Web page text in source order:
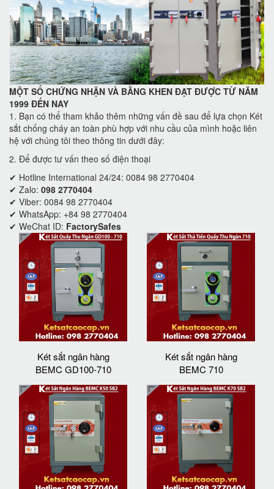
MỘT SỐ CHỨNG NHẬN VÀ BẰNG KHEN ĐẠT ĐƯỢC TỪ NĂM
1999 ĐẾN NAY
1. Bạn có thể tham khảo thêm những vấn đề sau để lựa chọn Két
sắt chống cháy an toàn phù hợp với nhu cầu của mình hoặc liên
hệ với chúng tôi theo thông tin dưới đây:
2. Để được tư vấn theo số điện thoại
✔ Hotline International 24/24: 0084 98 2770404
✔ Zalo: 098 2770404
✔ Viber: 0084 98 2770404
✔ WhatsApp: +84 98 2770404
✔ WeChat ID: FactorySafes
Két sắt ngân hàng
BEMC GD100-710
Két sắt ngân hàng
BEMC 710